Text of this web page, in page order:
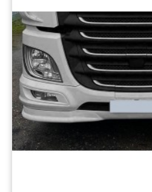
Запчасти
Инструменты
Оснащение прицепов
Автономное отопление и
кондиционировани
Стяжные ремни и тросы